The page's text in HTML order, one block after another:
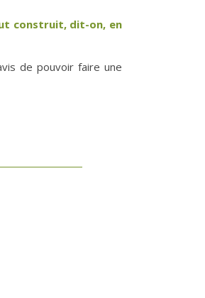
construit, dit-on, en
de pouvoir faire une